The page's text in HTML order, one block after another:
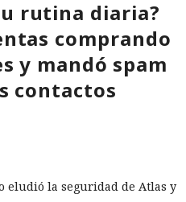
rutina diaria?
comprando
y mandó spam
contactos
eludió la seguridad de Atlas y